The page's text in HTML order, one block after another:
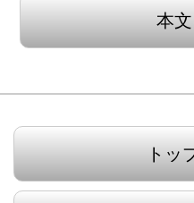
本
トッ